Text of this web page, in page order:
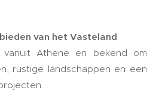
van het Vasteland
vanuit Athene en bekend om
rustige landschappen en een